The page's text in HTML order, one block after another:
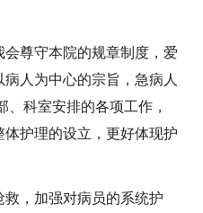
尊守本院的规章制度，爱
人为中心的宗旨，急病人
科室安排的各项工作，
护理的设立，更好体现护
，加强对病员的系统护